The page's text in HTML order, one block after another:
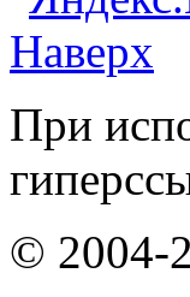
Наверх
При
© 2004-